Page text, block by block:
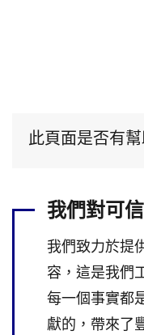
此頁面是否有
我們對可
我們致力於提
容，這是我們
每一個事實都
獻的，帶來了